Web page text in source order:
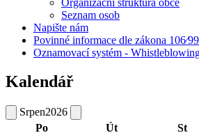
Seznam osob
Napište nám
Povinné informace dle zákona
Oznamovací systém -
Kalendář
Srpen2026
Po
Út St